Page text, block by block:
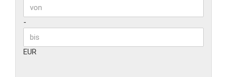
Preis bis
-
EUR